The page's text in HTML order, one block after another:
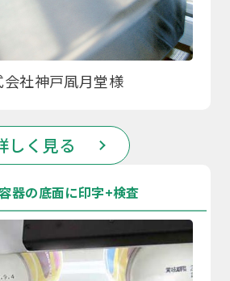
会社神戸凮月堂様
しく見る
器の底面に印字+検査